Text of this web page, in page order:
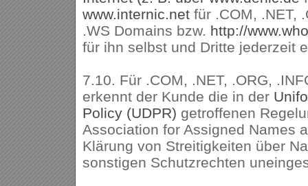
www.internic.net für .COM, .NET,
.WS Domains bzw. http://
für ihn selbst und Dritte jederzeit
7.10. Für .COM, .NET, .ORG,
erkennt der Kunde die in der
Policy (UDPR) getroffenen
Association for Assigned Names
Klärung von Streitigkeiten über
sonstigen Schutzrechten